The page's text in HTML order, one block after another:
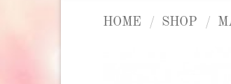
HOME / SHOP /